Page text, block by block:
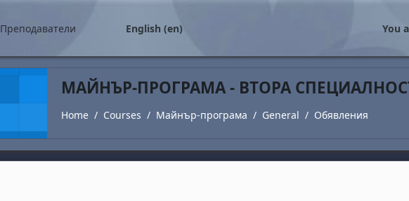
Преподаватели English ‎(en)‎ You
МАЙНЪР-ПРОГРАМА - ВТОРА
Home Courses Майнър-програма General Обявления